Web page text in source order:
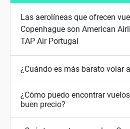
Las aerolíneas que ofrecen
Copenhague son American
TAP Air Portugal
¿Cuándo es más barato volar
¿Cómo puedo encontrar
buen precio?